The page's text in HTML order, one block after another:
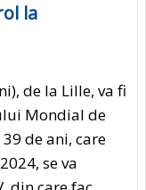
la
de la Lille, va fi
Mondial de
de ani, care
se va